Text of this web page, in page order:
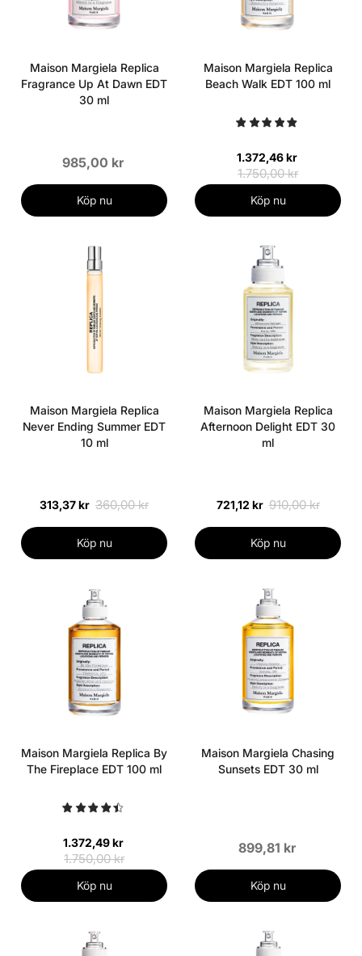
Maison Margiela Replica
Fragrance Up At Dawn EDT
30 ml
985,00 kr
Köp nu
Maison Margiela Replica
Beach Walk EDT 100 ml
1.372,46 kr
1.750,00 kr
Köp nu
Maison Margiela Replica
Never Ending Summer EDT
10 ml
313,37 kr 360,00 kr
Köp nu
Maison Margiela Replica
Afternoon Delight EDT 30
ml
721,12 kr 910,00 kr
Köp nu
Maison Margiela Replica By
The Fireplace EDT 100 ml
1.372,49 kr
1.750,00 kr
Köp nu
Maison Margiela Chasing
Sunsets EDT 30 ml
899,81 kr
Köp nu